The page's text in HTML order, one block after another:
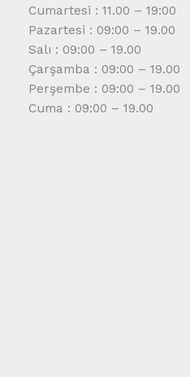
Cumartesi : 11.00 – 19:00
Pazartesi : 09:00 – 19.00
Salı : 09:00 – 19.00
Çarşamba : 09:00 – 19.00
Perşembe : 09:00 – 19.00
Cuma : 09:00 – 19.00